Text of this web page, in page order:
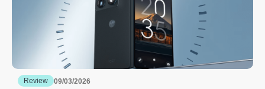
Review 09/03/2026